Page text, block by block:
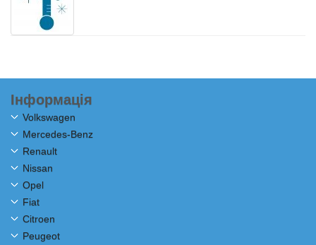
Інформація
Volkswagen
Mercedes-Benz
Renault
Nissan
Opel
Fiat
Citroen
Peugeot